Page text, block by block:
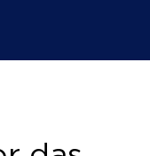
das